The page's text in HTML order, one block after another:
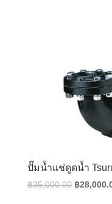
ปั๊มน้ำแช่ดูดน้ำ
฿35,000.00 Original
฿